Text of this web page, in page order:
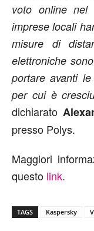
voto online nel
imprese locali
misure di
elettroniche
portare avanti
per cui è
dichiarato
presso Polys.
Maggiori
questo link.
TAGS Kaspersky